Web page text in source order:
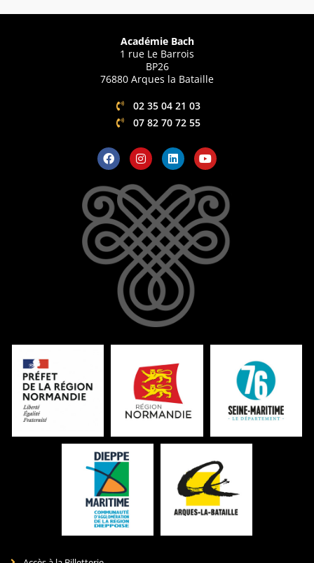
Académie Bach
1 rue Le Barrois
BP26
76880 Arques la Bataille
02 35 04 21 03
07 82 70 72 55
a
c
e
b
o
o
k
n
s
t
a
g
r
a
m
i
n
k
e
d
i
n
o
u
t
u
b
e